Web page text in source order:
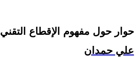
حوار حول مفهوم الإقطاع التقني
علي حمدان